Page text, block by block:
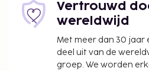
Vertrouwd
wereldwijd
Met meer dan 30 jaar
deel uit van de
groep. We worden